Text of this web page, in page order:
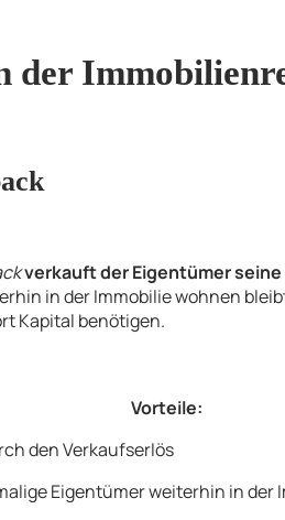
der
verkauft der Eigentümer
in der Immobilie wohnen
Kapital benötigen.
Vorteile:
den Verkaufserlös
Eigentümer weiterhin in der